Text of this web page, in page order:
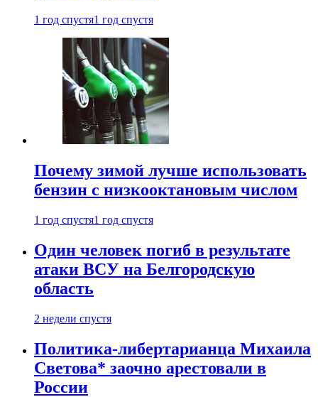
1 год спустя1 год спустя
Почему зимой лучше использовать
бензин с низкооктановым числом
1 год спустя1 год спустя
Один человек погиб в результате
атаки ВСУ на Белгородскую
область
2 недели спустя
Политика-либертарианца Михаила
Светова* заочно арестовали в
России